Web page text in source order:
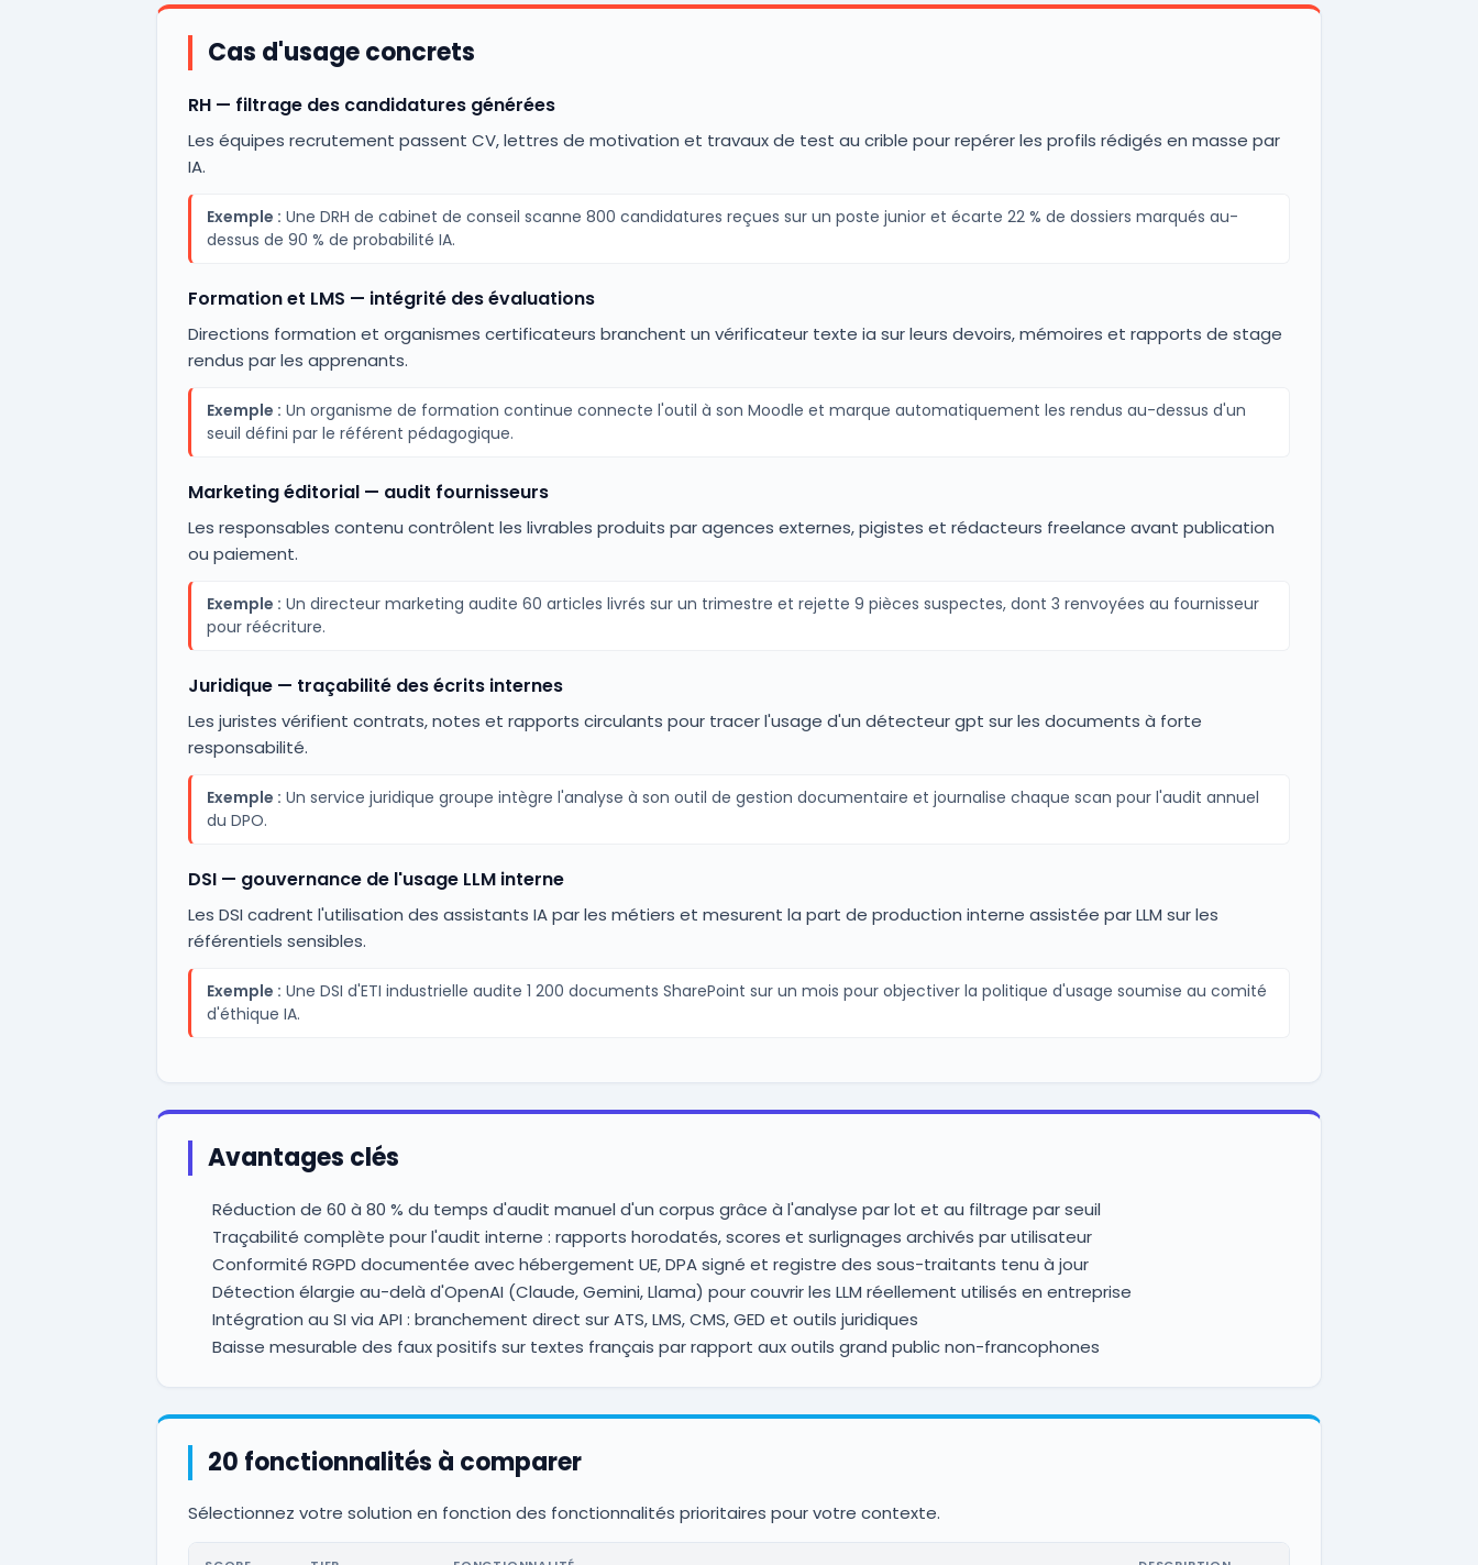
Cas d'usage concrets
RH — filtrage des candidatures générées
Les équipes recrutement passent CV, lettres de motivation et travaux de test au crible pour repérer les profils rédigés en masse par
IA.
Exemple : Une DRH de cabinet de conseil scanne 800 candidatures reçues sur un poste junior et écarte 22 % de dossiers marqués au-
dessus de 90 % de probabilité IA.
Formation et LMS — intégrité des évaluations
Directions formation et organismes certificateurs branchent un vérificateur texte ia sur leurs devoirs, mémoires et rapports de stage
rendus par les apprenants.
Exemple : Un organisme de formation continue connecte l'outil à son Moodle et marque automatiquement les rendus au-dessus d'un
seuil défini par le référent pédagogique.
Marketing éditorial — audit fournisseurs
Les responsables contenu contrôlent les livrables produits par agences externes, pigistes et rédacteurs freelance avant publication
ou paiement.
Exemple : Un directeur marketing audite 60 articles livrés sur un trimestre et rejette 9 pièces suspectes, dont 3 renvoyées au fournisseur
pour réécriture.
Juridique — traçabilité des écrits internes
Les juristes vérifient contrats, notes et rapports circulants pour tracer l'usage d'un détecteur gpt sur les documents à forte
responsabilité.
Exemple : Un service juridique groupe intègre l'analyse à son outil de gestion documentaire et journalise chaque scan pour l'audit annuel
du DPO.
DSI — gouvernance de l'usage LLM interne
Les DSI cadrent l'utilisation des assistants IA par les métiers et mesurent la part de production interne assistée par LLM sur les
référentiels sensibles.
Exemple : Une DSI d'ETI industrielle audite 1 200 documents SharePoint sur un mois pour objectiver la politique d'usage soumise au comité
d'éthique IA.
Avantages clés
Réduction de 60 à 80 % du temps d'audit manuel d'un corpus grâce à l'analyse par lot et au filtrage par seuil
Traçabilité complète pour l'audit interne : rapports horodatés, scores et surlignages archivés par utilisateur
Conformité RGPD documentée avec hébergement UE, DPA signé et registre des sous-traitants tenu à jour
Détection élargie au-delà d'OpenAI (Claude, Gemini, Llama) pour couvrir les LLM réellement utilisés en entreprise
Intégration au SI via API : branchement direct sur ATS, LMS, CMS, GED et outils juridiques
Baisse mesurable des faux positifs sur textes français par rapport aux outils grand public non-francophones
20 fonctionnalités à comparer
Sélectionnez votre solution en fonction des fonctionnalités prioritaires pour votre contexte.